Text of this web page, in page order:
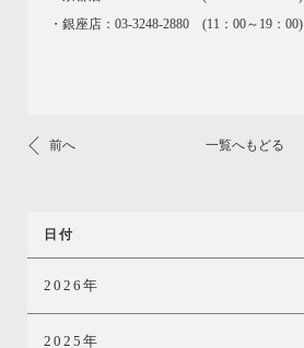
・銀座店：03-3248-2880 (11：00～19：00)
前へ 一覧へもどる
日付
2026年
2025年